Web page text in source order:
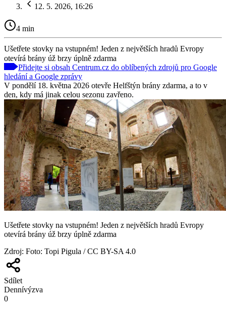
12. 5. 2026, 16:26
4 min
Ušetřete stovky na vstupném! Jeden z největších hradů Evropy
otevírá brány úž brzy úplně zdarma
Přidejte si obsah Centrum.cz do oblíbených zdrojů pro Google
hledání a Google zprávy
V pondělí 18. května 2026 otevře Helfštýn brány zdarma, a to v
den, kdy má jinak celou sezonu zavřeno.
Ušetřete stovky na vstupném! Jeden z největších hradů Evropy
otevírá brány úž brzy úplně zdarma
Zdroj: Foto: Topi Pigula / CC BY-SA 4.0
Sdílet
Dennívýzva
0